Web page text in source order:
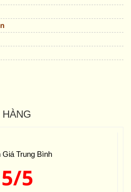
Trung Bình
5/5